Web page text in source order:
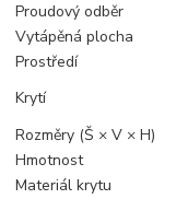
Proudový odběr
Vytápěná plocha
Prostředí
Krytí
Rozměry (Š × V × H)
Hmotnost
Materiál krytu